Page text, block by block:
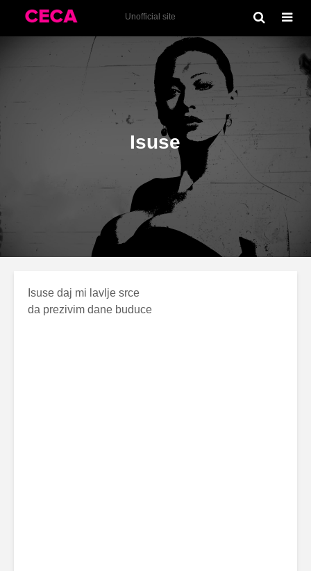
Unofficial site
Emotivna Luda (1996)
Isuse
Isuse daj mi lavlje srce
da prezivim dane buduce